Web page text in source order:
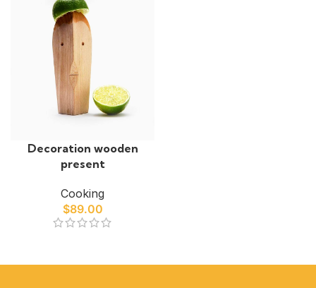
Decoration wooden
present
Cooking
$89.00